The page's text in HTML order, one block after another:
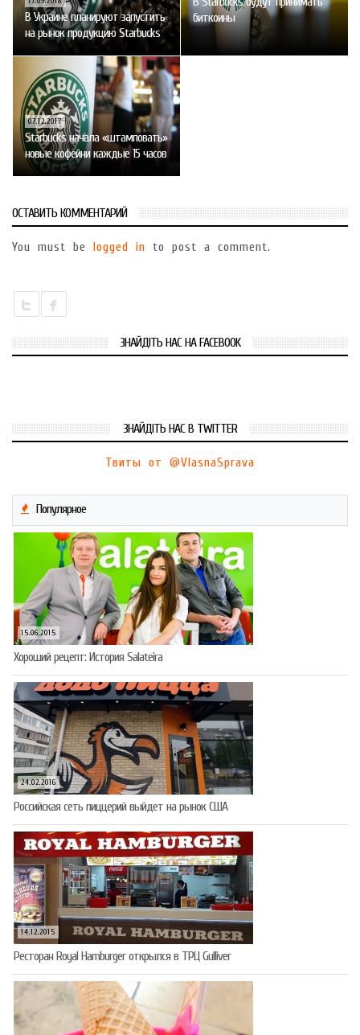
В Украине планируют запустить
на рынок продукцию Starbucks
биткоины
07.12.2017
Starbucks начала «штамповать»
новые кофейни каждые 15 часов
ОСТАВИТЬ КОММЕНТАРИЙ
You must be logged in to post a comment.
ЗНАЙДІТЬ НАС НА FACEBOOK
ЗНАЙДІТЬ НАС В TWITTER
Твиты от @VlasnaSprava
Популярное
15.06.2015
Хороший рецепт: История Salateira
24.02.2016
Российская сеть пиццерий выйдет на рынок США
14.12.2015
Ресторан Royal Hamburger открылся в ТРЦ Gulliver